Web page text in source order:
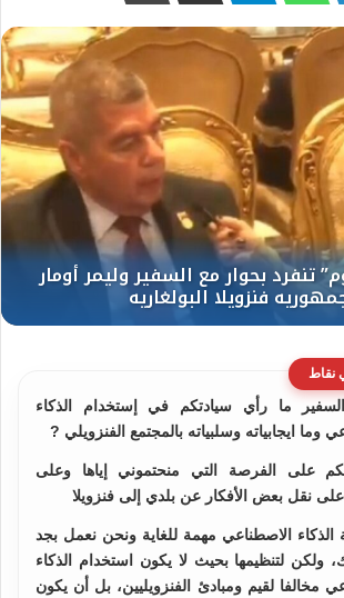
نقاط
ما رأي سيادتكم في إستخدام الذكاء
وما ايجابياته وسلبياته بالمجتمع الفنزويلي ?
على الفرصة التي منحتموني إياها وعلى
نقل بعض الأفكار عن بلدي إلى فنزويلا
الذكاء الاصطناعي مهمة للغاية ونحن نعمل بجد
ولكن لتنظيمها بحيث لا يكون استخدام الذكاء
مخالفا لقيم ومبادئ الفنزويليين، بل أن يكون